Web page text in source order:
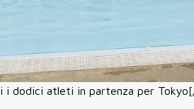
i dodici atleti in partenza per